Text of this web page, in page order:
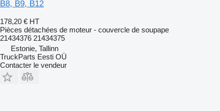
B8, B9, B12
178,20 € HT
Pièces détachées de moteur - couvercle de soupape
21434376 21434375
Estonie, Tallinn
TruckParts Eesti OÜ
Contacter le vendeur